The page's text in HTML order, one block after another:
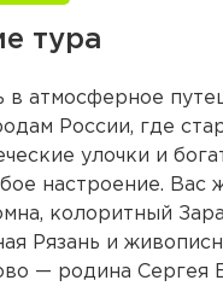
тура
в атмосферное
России, где
улочки и
настроение. Вас
колоритный
Рязань и
— родина Сергея